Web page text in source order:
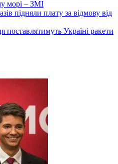
морі – ЗМІ
підняли плату за відмову від
Україні ракети